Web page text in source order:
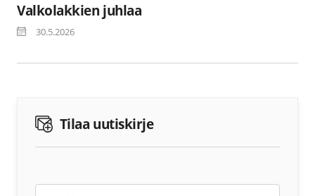
Valkolakkien juhlaa
30.5.2026
Tilaa uutiskirje